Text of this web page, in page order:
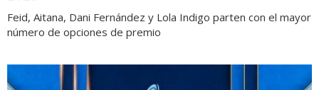
Feid, Aitana, Dani Fernández y Lola Indigo parten con el mayor
número de opciones de premio